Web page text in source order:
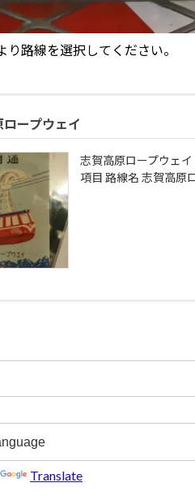
り路線を選択してください。
ープウェイ
志賀高原ロープウェ
項目 路線名 志賀高原
Translate